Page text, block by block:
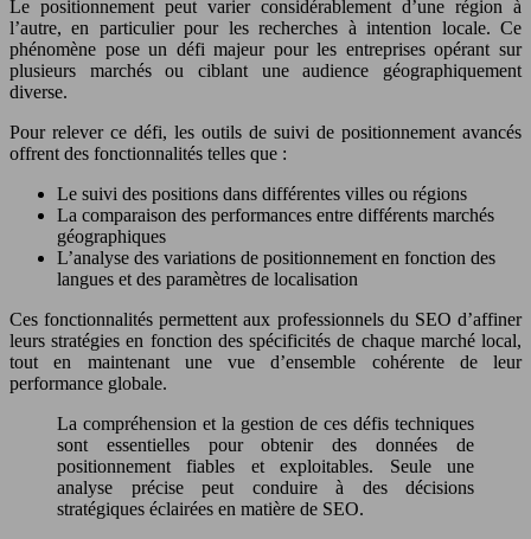
Le positionnement peut varier considérablement d’une région à
l’autre, en particulier pour les recherches à intention locale. Ce
phénomène pose un défi majeur pour les entreprises opérant sur
plusieurs marchés ou ciblant une audience géographiquement
diverse.
Pour relever ce défi, les outils de suivi de positionnement avancés
offrent des fonctionnalités telles que :
Le suivi des positions dans différentes villes ou régions
La comparaison des performances entre différents marchés
géographiques
L’analyse des variations de positionnement en fonction des
langues et des paramètres de localisation
Ces fonctionnalités permettent aux professionnels du SEO d’affiner
leurs stratégies en fonction des spécificités de chaque marché local,
tout en maintenant une vue d’ensemble cohérente de leur
performance globale.
La compréhension et la gestion de ces défis techniques
sont essentielles pour obtenir des données de
positionnement fiables et exploitables. Seule une
analyse précise peut conduire à des décisions
stratégiques éclairées en matière de SEO.